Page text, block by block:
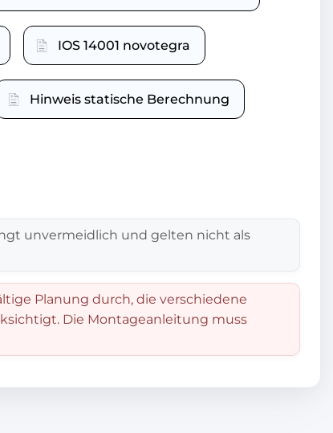
IOS 14001 novotegra
Hinweis statische Berechnung
unvermeidlich und gelten nicht als
Planung durch, die verschiedene
Die Montageanleitung muss